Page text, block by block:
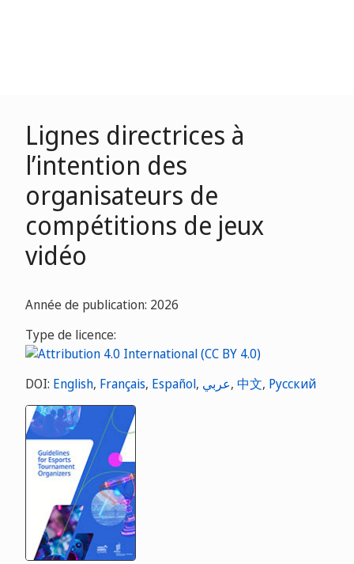
Lignes directrices à
l’intention des
organisateurs de
compétitions de jeux
vidéo
Année de publication: 2026
Type de licence:
DOI: English, Français, Español, عربي, 中文, Русский